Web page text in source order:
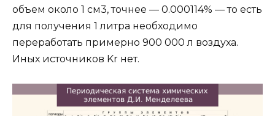
объем около 1 см3, точнее — 0.000114% — то есть
для получения 1 литра необходимо
переработать примерно 900 000 л воздуха.
Иных источников Kr нет.